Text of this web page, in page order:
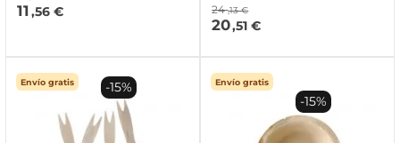
11,56 € 24 ,13 €
20,51 €
Envío gratis -15% Envío gratis
-15%